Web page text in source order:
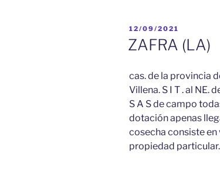
PUBLICADO
EL
12/09/2021
ZAFRA (LA)
cas. de la provincia
Villena. S I T . al NE.
S A S de campo
dotación apenas
cosecha consiste
propiedad particular.